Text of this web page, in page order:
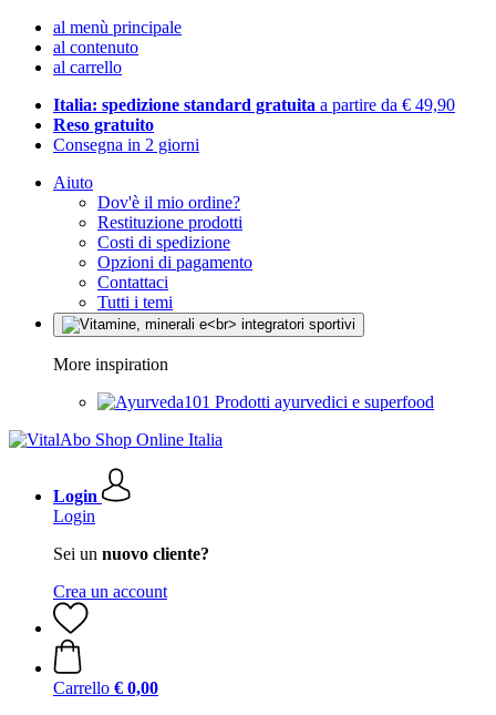
al menù principale
al contenuto
al carrello
Italia: spedizione standard gratuita a partire da € 49,90
Reso gratuito
Consegna in 2 giorni
Aiuto
Dov'è il mio ordine?
Restituzione prodotti
Costi di spedizione
Opzioni di pagamento
Contattaci
Tutti i temi
More inspiration
Prodotti ayurvedici e superfood
Login
Login
Sei un nuovo cliente?
Crea un account
Carrello € 0,00